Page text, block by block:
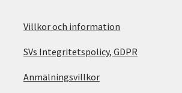
Villkor och information
SVs Integritetspolicy, GDPR
Anmälningsvillkor